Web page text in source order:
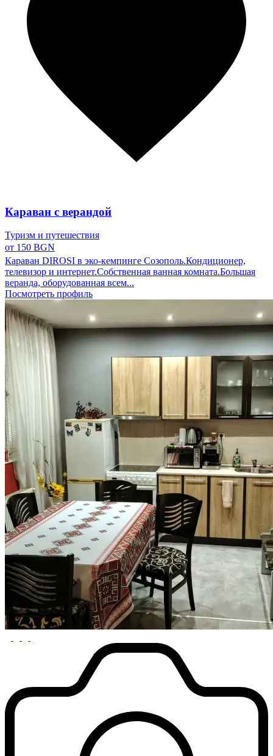
Караван с верандой
Туризм и путешествия
от 150 BGN
Караван DIROSI в эко-кемпинге Созополь.Кондиционер,
телевизор и интернет.Собственная ванная комната.Большая
веранда, оборудованная всем...
Посмотреть профиль